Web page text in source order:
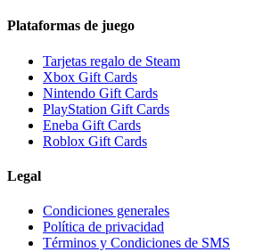
Plataformas de juego
Tarjetas regalo de Steam
Xbox Gift Cards
Nintendo Gift Cards
PlayStation Gift Cards
Eneba Gift Cards
Roblox Gift Cards
Legal
Condiciones generales
Política de privacidad
Términos y Condiciones de SMS